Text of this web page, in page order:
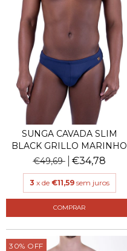
SUNGA CAVADA SLIM
BLACK GRILLO MARINHO
€49,69
€34,78
3 x de €11,59 sem juros
COMPRAR
30% OFF